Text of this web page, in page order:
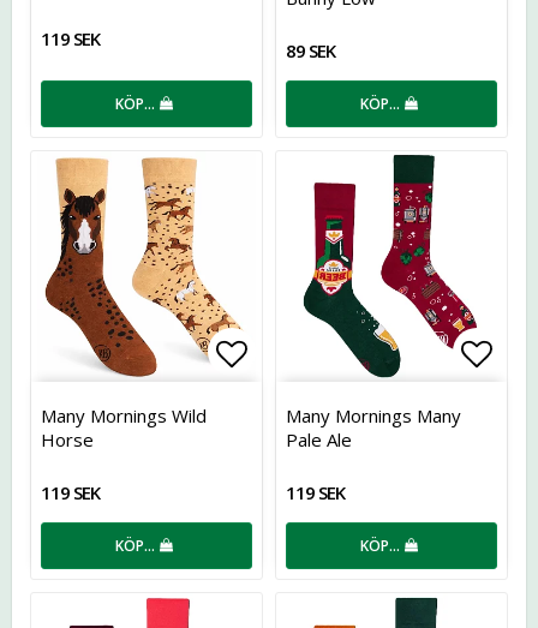
119 SEK
KÖP…
89 SEK
KÖP…
Lägg till i favoritlistan
Many Mornings Wild
Horse
119 SEK
KÖP…
Many Mornings Many
Pale Ale
119 SEK
KÖP…